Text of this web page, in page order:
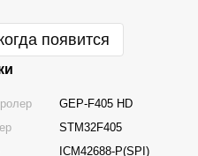
появится
GEP-F405 HD
STM32F405
ICM42688-P(SPI)